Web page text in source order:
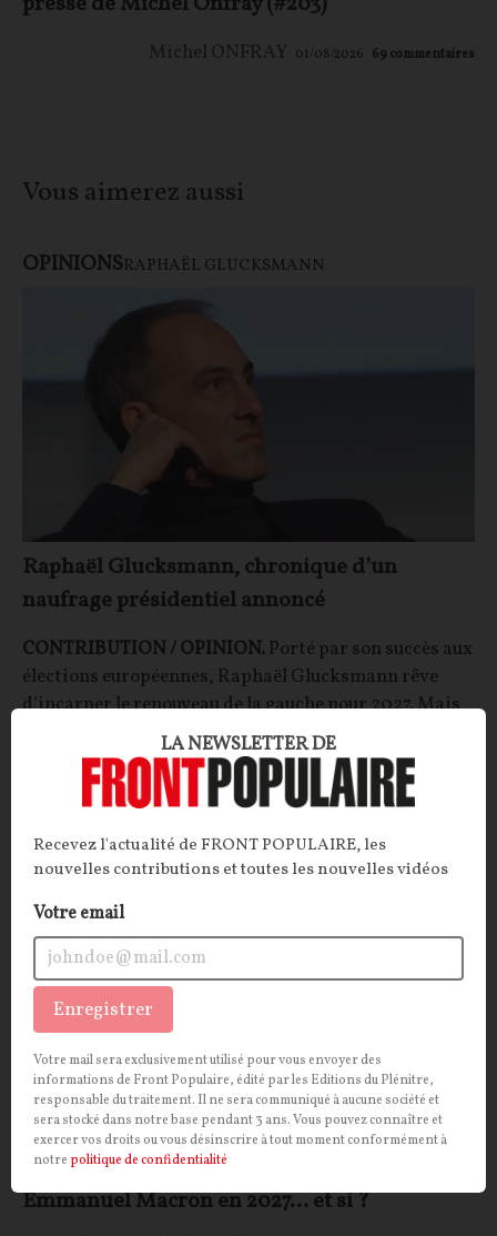
Michel ONFRAY 01/08/2026 69 commentaires
Vous aimerez aussi
OPINIONSRAPHAËL GLUCKSMANN
Raphaël Glucksmann, chronique d’un
naufrage présidentiel annoncé
CONTRIBUTION / OPINION.Porté par son succès aux
élections européennes, Raphaël Glucksmann rêve
d’incarner le renouveau de la gauche pour 2027. Mais
son passage éprouvant sur LCI a révélé un aspirant
présidentiel hors sol, incapable de rassembler et de
répondre aux colères du pays.
Louis HOANG NGO 29/11/2025
OPINIONSEMMANUEL MACRON
Emmanuel Macron en 2027… et si ?
LA NEWSLETTER DE
Recevez l'actualité de FRONT POPULAIRE, les
nouvelles contributions et toutes les nouvelles vidéos
Votre email
Enregistrer
Votre mail sera exclusivement utilisé pour vous envoyer des
informations de Front Populaire, édité par les Editions du Plénitre,
responsable du traitement. Il ne sera communiqué à aucune société et
sera stocké dans notre base pendant 3 ans. Vous pouvez connaître et
exercer vos droits ou vous désinscrire à tout moment conformément à
notre politique de confidentialité